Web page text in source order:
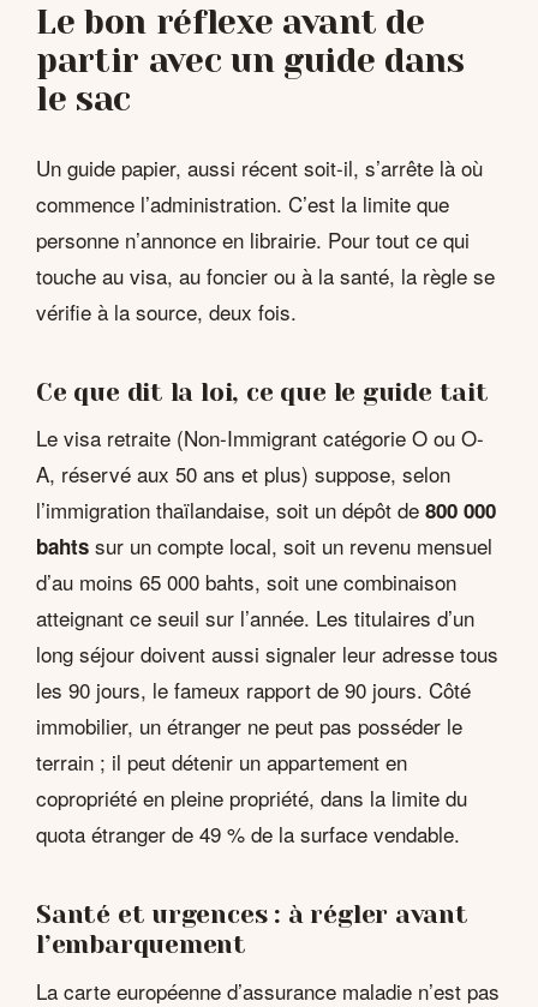
Le bon réflexe avant de
partir avec un guide dans
le sac
Un guide papier, aussi récent soit-il, s’arrête là où
commence l’administration. C’est la limite que
personne n’annonce en librairie. Pour tout ce qui
touche au visa, au foncier ou à la santé, la règle se
vérifie à la source, deux fois.
Ce que dit la loi, ce que le guide tait
Le visa retraite (Non-Immigrant catégorie O ou O-
A, réservé aux 50 ans et plus) suppose, selon
l’immigration thaïlandaise, soit un dépôt de 800 000
bahts sur un compte local, soit un revenu mensuel
d’au moins 65 000 bahts, soit une combinaison
atteignant ce seuil sur l’année. Les titulaires d’un
long séjour doivent aussi signaler leur adresse tous
les 90 jours, le fameux rapport de 90 jours. Côté
immobilier, un étranger ne peut pas posséder le
terrain ; il peut détenir un appartement en
copropriété en pleine propriété, dans la limite du
quota étranger de 49 % de la surface vendable.
Santé et urgences : à régler avant
l’embarquement
La carte européenne d’assurance maladie n’est pas